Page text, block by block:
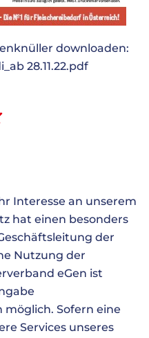
downloaden:
28.11.22.pdf
Interesse an unserem
hat einen besonders
der
Nutzung der
eGen ist
Sofern eine
Services unseres